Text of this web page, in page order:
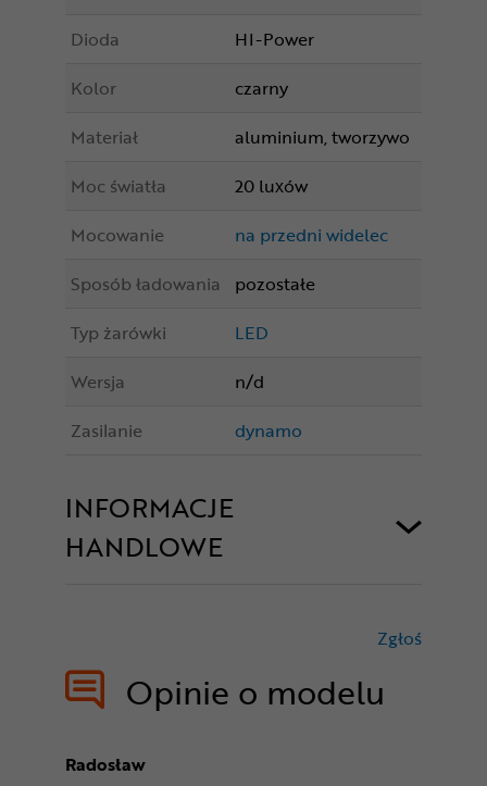
Dioda
HI-Power
Kolor
czarny
Materiał
aluminium, tworzywo
Moc światła
20 luxów
Mocowanie
na przedni widelec
Sposób ładowania
pozostałe
Typ żarówki
LED
Wersja
n/d
Zasilanie
dynamo
INFORMACJE
HANDLOWE
Opinie o modelu
Zgłoś
Radosław